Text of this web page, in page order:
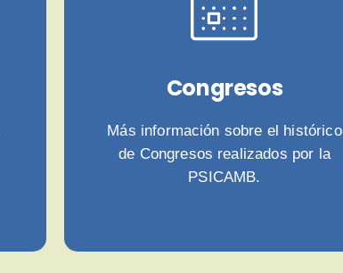
Congresos
Más información sobre el histórico
de Congresos realizados por la
PSICAMB.